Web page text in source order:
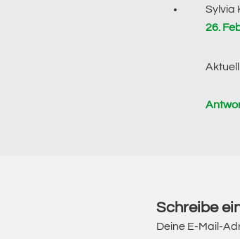
Sylvia
26.
Schreibe
Deine E-Mail-